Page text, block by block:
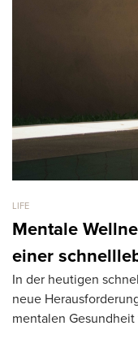
LIFE
Mentale
einer
In der heutigen
neue
mentalen